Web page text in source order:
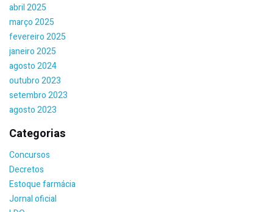
abril 2025
março 2025
fevereiro 2025
janeiro 2025
agosto 2024
outubro 2023
setembro 2023
agosto 2023
Categorias
Concursos
Decretos
Estoque farmácia
Jornal oficial